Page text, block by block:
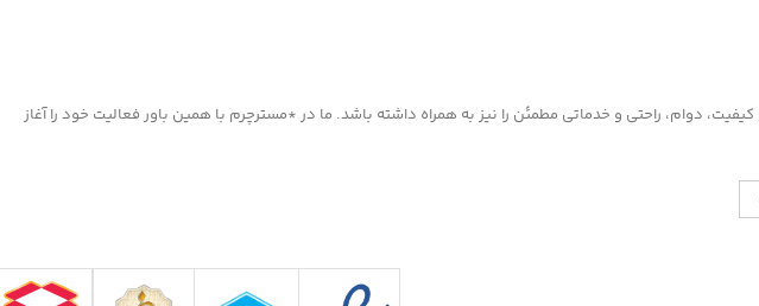
دوام، راحتی و خدماتی مطمئن را نیز به همراه داشته باشد. ما در *مسترچرم با همین باور فعالیت خود را آغاز